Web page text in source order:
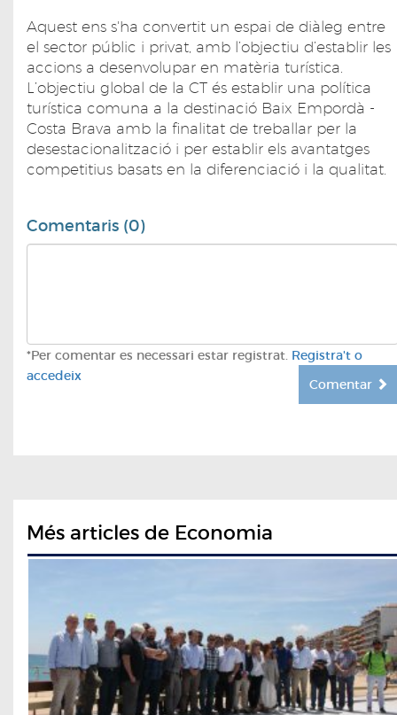
Aquest ens s'ha convertit un espai de diàleg entre
el sector públic i privat, amb l’objectiu d’establir les
accions a desenvolupar en matèria turística.
L’objectiu global de la CT és establir una política
turística comuna a la destinació Baix Empordà -
Costa Brava amb la finalitat de treballar per la
desestacionalització i per establir els avantatges
competitius basats en la diferenciació i la qualitat.
Comentaris (0)
*Per comentar es necessari estar registrat. Registra't o
accedeix
Comentar
Més articles de Economia